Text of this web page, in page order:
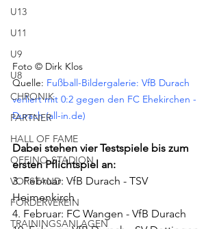
U13
U11
U9
U8
CHRONIK
PARTNER
HALL OF FAME
OFFINO-STADION
VORSTAND
FÖRDERVEREIN
TRAININGSANLAGEN
Foto © Dirk Klos
Quelle: Fußball-Bildergalerie: VfB Durach
verliert mit 0:2 gegen den FC Ehekirchen -
Durach (all-in.de)
Dabei stehen vier Testspiele bis zum
ersten Pflichtspiel an:
3. Februar: VfB Durach - TSV
Heimenkirch
4. Februar: FC Wangen - VfB Durach